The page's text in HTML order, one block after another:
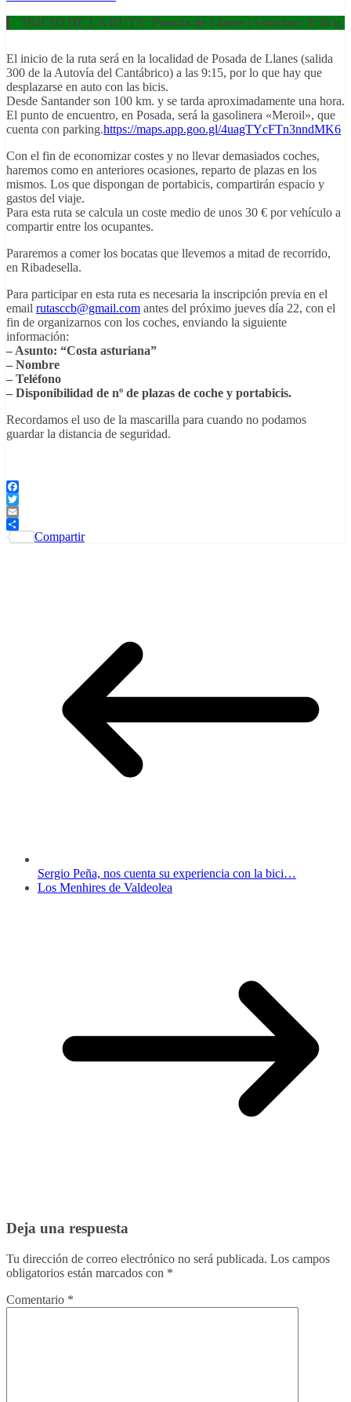
INICIO DE LA RUTA: Posada de Llanes (Asturias): 9:30 h.
El inicio de la ruta será en la localidad de Posada de Llanes (salida
300 de la Autovía del Cantábrico) a las 9:15, por lo que hay que
desplazarse en auto con las bicis.
Desde Santander son 100 km. y se tarda aproximadamente una hora.
El punto de encuentro, en Posada, será la gasolinera «Meroil», que
cuenta con parking.https://maps.app.goo.gl/4uagTYcFTn3nndMK6
Con el fin de economizar costes y no llevar demasiados coches,
haremos como en anteriores ocasiones, reparto de plazas en los
mismos. Los que dispongan de portabicis, compartirán espacio y
gastos del viaje.
Para esta ruta se calcula un coste medio de unos 30 € por vehículo a
compartir entre los ocupantes.
Pararemos a comer los bocatas que llevemos a mitad de recorrido,
en Ribadesella.
Para participar en esta ruta es necesaria la inscripción previa en el
email rutasccb@gmail.com antes del próximo jueves día 22, con el
fin de organizarnos con los coches, enviando la siguiente
información:
– Asunto: “Costa asturiana”
– Nombre
– Teléfono
– Disponibilidad de nº de plazas de coche y portabicis.
Recordamos el uso de la mascarilla para cuando no podamos
guardar la distancia de seguridad.
Facebook
Twitter
Email
Compartir
Sergio Peña, nos cuenta su experiencia con la bici…
Los Menhires de Valdeolea
Deja una respuesta
Tu dirección de correo electrónico no será publicada. Los campos
obligatorios están marcados con *
Comentario *